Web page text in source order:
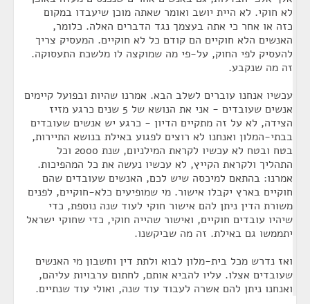
לא חוקי. לא היית יושב ואומר שאתה מוכן שיעבדו במקום
כזה או אחר כי אתה בעצמך נגד הדברים האלה. כלומר,
האנשים הלא חוקיים הם קודם כל לא חוקיים. המעסיק צריך
להעסיק לפי החוק, על-פי מה שמוקצה לו מלשכת התעסוקה.
זה מה שנקבע.
עכשיו אנחנו עוברים לשלב הבא. אמרנו שהיות ובפועל קיימים
אנשים שעובדים - אני את הנושא של 5 שנים כרגע מזיז
הצידה, לא על זה מתקיים הדיון - כרגע יש אנשים שעובדים
בבתי-המלון ואנחנו לא רוצים לפגוע באילת בנושא התיירות,
בטח ובטח לא עכשיו לקראת המילניום, שנת 2000 וכל
התהליך ולקראת הקייץ, לא עכשיו נעשה את כל המהפיכות.
אמרנו: בהתאם למיכסה שיש לכם, האנשים שעובדים שהם
חוקיים בארץ יקבלו אישור. מי שמופיעים כלא-חוקיים, לפנים
משורת הדין ניתן להם אישור חוקי לעוד שנה נוספת, כדי
שיהיו עובדים חוקיים, ואישור שהייה חוקי, כדי שחוקי ישראל
יתממשו גם באילת. זה מה שביקשנו.
ואז נדרש מכל בית-מלון לבוא ולתת דין וחשבון מי האנשים
שעובדים אצלו. עליו להביא אותם, לחתום ערבויות עליהם,
ואנחנו ניתן להם אשרה לעבוד עוד שנה, ואולי עוד שנתיים.